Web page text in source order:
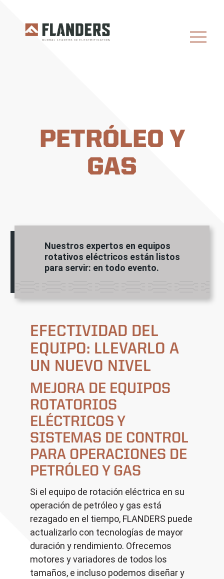
PETRÓLEO Y
GAS
Nuestros expertos en equipos
rotativos eléctricos están listos
para servir: en todo evento.
EFECTIVIDAD DEL
EQUIPO: LLEVARLO A
UN NUEVO NIVEL
MEJORA DE EQUIPOS
ROTATORIOS
ELÉCTRICOS Y
SISTEMAS DE CONTROL
PARA OPERACIONES DE
PETRÓLEO Y GAS
Si el equipo de rotación eléctrica en su
operación de petróleo y gas está
rezagado en el tiempo, FLANDERS puede
actualizarlo con tecnologías de mayor
duración y rendimiento. Ofrecemos
motores y variadores de todos los
tamaños, e incluso podemos diseñar y